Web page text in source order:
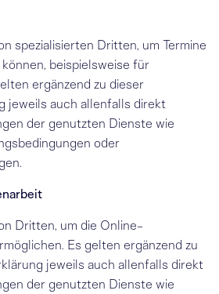
spezialisierten Dritten, um Termine
beispielsweise für
ergänzend zu dieser
jeweils auch allenfalls direkt
der genutzten Dienste wie
oder
Dritten, um die Online-
Es gelten ergänzend zu
jeweils auch allenfalls direkt
der genutzten Dienste wie